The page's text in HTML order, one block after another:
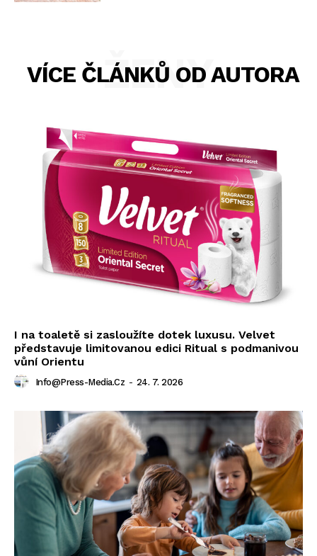
VÍCE ČLÁNKŮ OD AUTORA
ŽENY
I na toaletě si zasloužíte dotek luxusu. Velvet
představuje limitovanou edici Ritual s podmanivou
vůní Orientu
Info@press-Media.cz - 24. 7. 2026